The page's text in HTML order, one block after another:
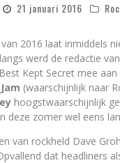
21 januari 2016
2016 laat inmiddels
werd de redactie
Kept Secret mee
(waarschijnlijk naar
hoogstwaarschijnlijk
deze zomer wel eens
van rockheld Dave
dat headliners